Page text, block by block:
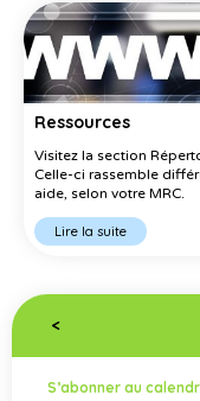
Ressources
Visitez la section
Celle-ci rassemble
aide, selon votre MRC.
Lire la suite
<
S’abonner au